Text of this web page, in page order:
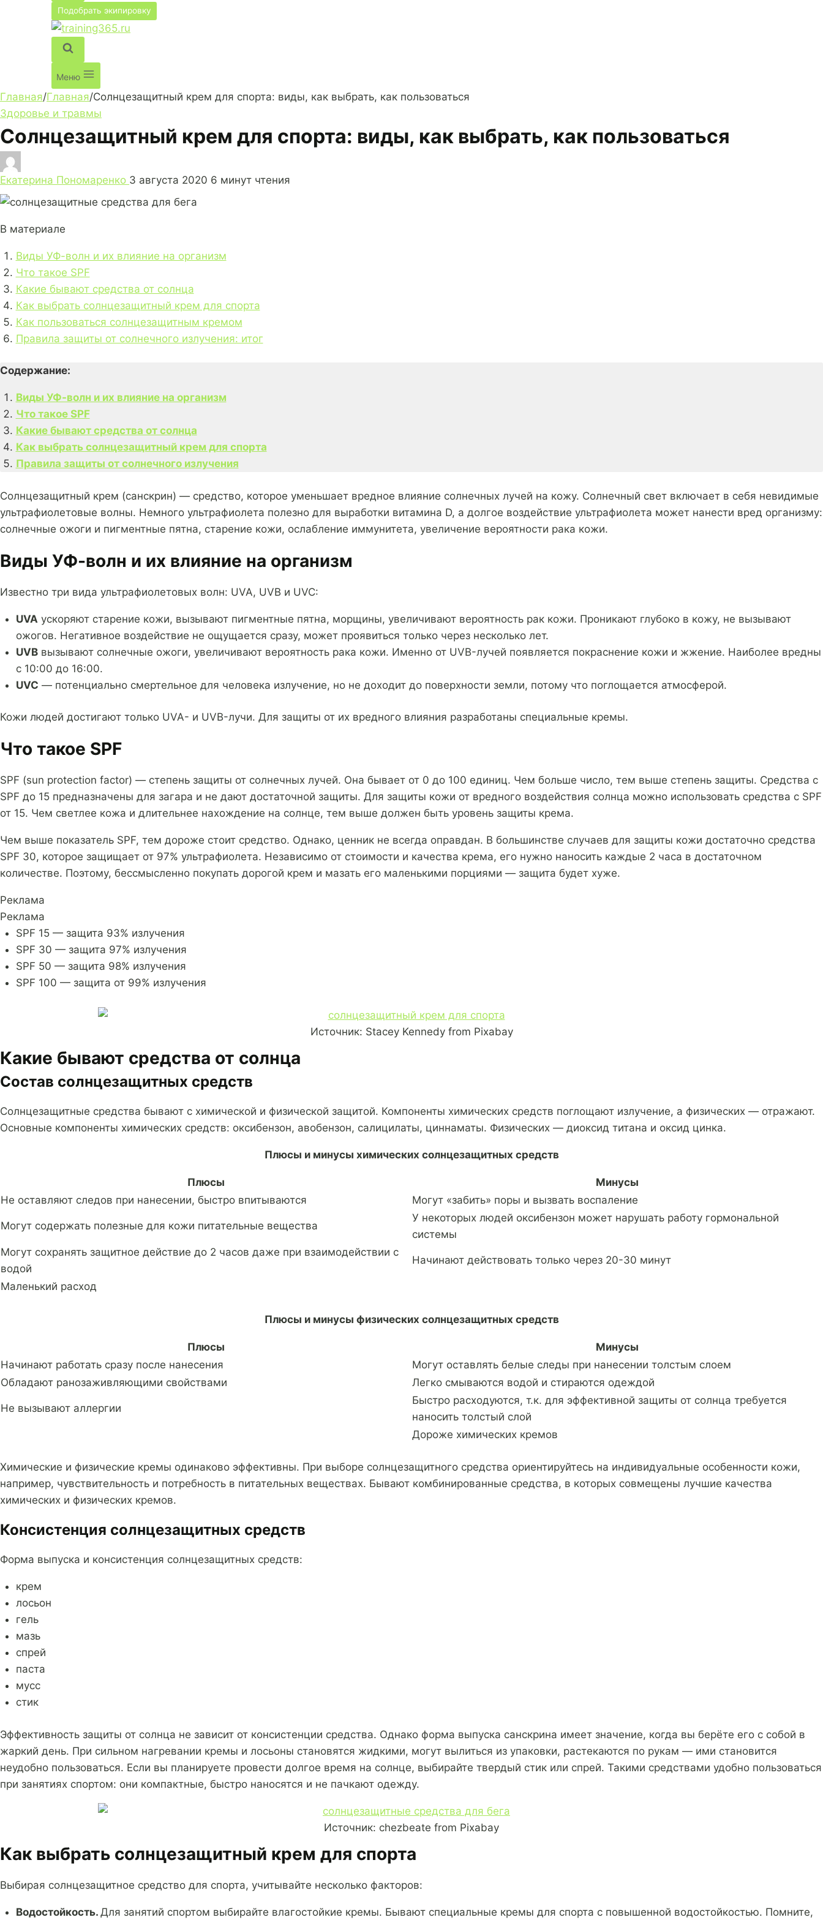
Подобрать экипировку
Меню
Главная/Главная/Солнцезащитный крем для спорта: виды, как выбрать, как пользоваться
Здоровье и травмы
Солнцезащитный крем для спорта: виды, как выбрать, как пользоваться
Екатерина Пономаренко 3 августа 2020 6 минут чтения
В материале
Виды УФ-волн и их влияние на организм
Что такое SPF
Какие бывают средства от солнца
Как выбрать солнцезащитный крем для спорта
Как пользоваться солнцезащитным кремом
Правила защиты от солнечного излучения: итог
Содержание:
Виды УФ-волн и их влияние на организм
Что такое SPF
Какие бывают средства от солнца
Как выбрать солнцезащитный крем для спорта
Правила защиты от солнечного излучения
Солнцезащитный крем (санскрин) — средство, которое уменьшает вредное влияние солнечных лучей на кожу. Солнечный свет включает в себя невидимые
ультрафиолетовые волны. Немного ультрафиолета полезно для выработки витамина D, а долгое воздействие ультрафиолета может нанести вред организму:
солнечные ожоги и пигментные пятна, старение кожи, ослабление иммунитета, увеличение вероятности рака кожи.
Виды УФ-волн и их влияние на организм
Известно три вида ультрафиолетовых волн: UVA, UVB и UVC:
UVA ускоряют старение кожи, вызывают пигментные пятна, морщины, увеличивают вероятность рак кожи. Проникают глубоко в кожу, не вызывают
ожогов. Негативное воздействие не ощущается сразу, может проявиться только через несколько лет.
UVBвызывают солнечные ожоги, увеличивают вероятность рака кожи. Именно от UVB-лучей появляется покраснение кожи и жжение. Наиболее вредны
с 10:00 до 16:00.
UVC — потенциально смертельное для человека излучение, но не доходит до поверхности земли, потому что поглощается атмосферой.
Кожи людей достигают только UVA- и UVB-лучи. Для защиты от их вредного влияния разработаны специальные кремы.
Что такое SPF
SPF (sun protection factor) — степень защиты от солнечных лучей. Она бывает от 0 до 100 единиц. Чем больше число, тем выше степень защиты. Средства с
SPF до 15 предназначены для загара и не дают достаточной защиты. Для защиты кожи от вредного воздействия солнца можно использовать средства с SPF
от 15. Чем светлее кожа и длительнее нахождение на солнце, тем выше должен быть уровень защиты крема.
Чем выше показатель SPF, тем дороже стоит средство. Однако, ценник не всегда оправдан. В большинстве случаев для защиты кожи достаточно средства
SPF 30, которое защищает от 97% ультрафиолета. Независимо от стоимости и качества крема, его нужно наносить каждые 2 часа в достаточном
количестве. Поэтому, бессмысленно покупать дорогой крем и мазать его маленькими порциями — защита будет хуже.
Реклама
Реклама
SPF 15 — защита 93% излучения
SPF 30 — защита 97% излучения
SPF 50 — защита 98% излучения
SPF 100 — защита от 99% излучения
Источник: Stacey Kennedy from Pixabay
Какие бывают средства от солнца
Состав солнцезащитных средств
Солнцезащитные средства бывают с химической и физической защитой. Компоненты химических средств поглощают излучение, а физических — отражают.
Основные компоненты химических средств: оксибензон, авобензон, салицилаты, циннаматы. Физических — диоксид титана и оксид цинка.
Плюсы и минусы химических солнцезащитных средств
Плюсы
Минусы
Не оставляют следов при нанесении, быстро впитываются
Могут «забить» поры и вызвать воспаление
Могут содержать полезные для кожи питательные вещества
У некоторых людей оксибензон может нарушать работу гормональной
системы
Могут сохранять защитное действие до 2 часов даже при взаимодействии с
водой
Начинают действовать только через 20-30 минут
Маленький расход
Плюсы и минусы физических солнцезащитных средств
Плюсы
Минусы
Начинают работать сразу после нанесения
Могут оставлять белые следы при нанесении толстым слоем
Обладают ранозаживляющими свойствами
Легко смываются водой и стираются одеждой
Не вызывают аллергии
Быстро расходуются, т.к. для эффективной защиты от солнца требуется
наносить толстый слой
Дороже химических кремов
Химические и физические кремы одинаково эффективны. При выборе солнцезащитного средства ориентируйтесь на индивидуальные особенности кожи,
например, чувствительность и потребность в питательных веществах. Бывают комбинированные средства, в которых совмещены лучшие качества
химических и физических кремов.
Консистенция солнцезащитных средств
Форма выпуска и консистенция солнцезащитных средств:
крем
лосьон
гель
мазь
спрей
паста
мусс
стик
Эффективность защиты от солнца не зависит от консистенции средства. Однако форма выпуска санскрина имеет значение, когда вы берёте его с собой в
жаркий день. При сильном нагревании кремы и лосьоны становятся жидкими, могут вылиться из упаковки, растекаются по рукам — ими становится
неудобно пользоваться. Если вы планируете провести долгое время на солнце, выбирайте твердый стик или спрей. Такими средствами удобно пользоваться
при занятиях спортом: они компактные, быстро наносятся и не пачкают одежду.
Источник: chezbeate from Pixabay
Как выбрать солнцезащитный крем для спорта
Выбирая солнцезащитное средство для спорта, учитывайте несколько факторов:
Водостойкость. Для занятий спортом выбирайте влагостойкие кремы. Бывают специальные кремы для спорта с повышенной водостойкостью. Помните,